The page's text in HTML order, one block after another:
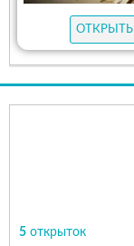
ОТКРЫТЬ
5 открыток